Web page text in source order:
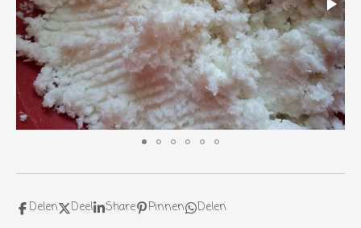
Delen Deel Share Pinnen Delen